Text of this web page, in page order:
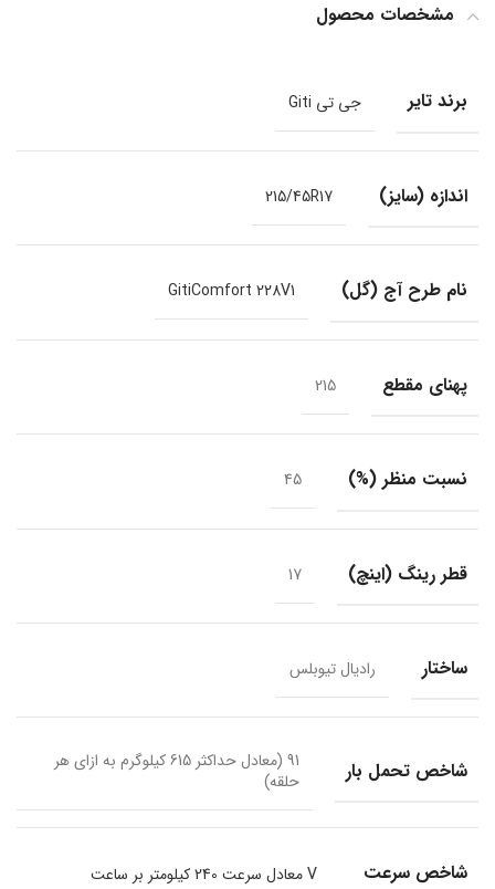
مشخصات محصول
برند تایر جی تی Giti
اندازه (سایز) 215/45R17
نام طرح آج (گل) GitiComfort 228V1
پهنای مقطع 215
نسبت منظر (%) 45
قطر رینگ (اینچ) 17
ساختار رادیال تیوبلس
شاخص تحمل بار
91 (معادل حداکثر 615 کیلوگرم به ازای هر
حلقه)
شاخص سرعت V معادل سرعت 240 کیلومتر بر ساعت